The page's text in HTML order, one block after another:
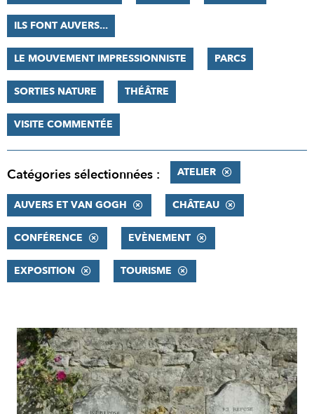
ILS FONT AUVERS...
LE MOUVEMENT IMPRESSIONNISTE PARCS
SORTIES NATURE THÉÂTRE
VISITE COMMENTÉE
Catégories sélectionnées : ATELIER
AUVERS ET VAN GOGH CHÂTEAU
CONFÉRENCE EVÈNEMENT
EXPOSITION TOURISME
RÉSULTATS